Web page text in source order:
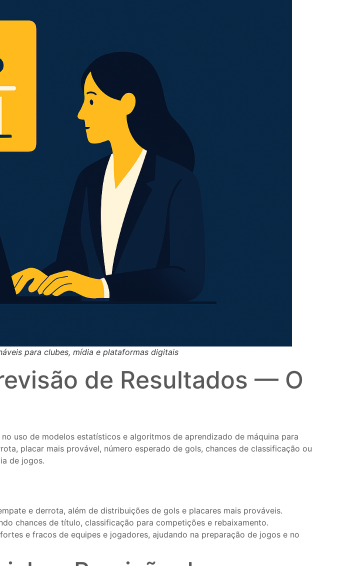
para clubes, mídia e plataformas digitais
de Resultados — O
uso de modelos estatísticos e algoritmos de aprendizado de máquina para
placar mais provável, número esperado de gols, chances de classificação ou
de jogos.
e derrota, além de distribuições de gols e placares mais prováveis.
chances de título, classificação para competições e rebaixamento.
e fracos de equipes e jogadores, ajudando na preparação de jogos e no